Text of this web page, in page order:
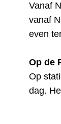
Vanaf
vanaf
even
Op de
Op
dag.